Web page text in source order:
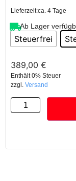
Lieferzeit:ca. 4 Tage
Ab Lager
Steuerfrei
389,00 €
Enthält 0% Steuer
zzgl. Versand